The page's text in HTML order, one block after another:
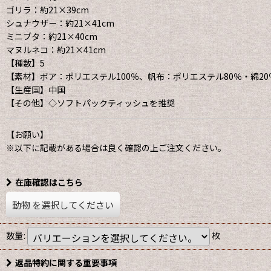
ゴリラ：約21×39cm
シュナウザー：約21×41cm
ミニブタ：約21×40cm
マヌルネコ：約21×41cm
【種数】5
【素材】ボア：ポリエステル100％、帆布：ポリエステル80％・綿20
【生産国】中国
【その他】◇ソフトパックティッシュを推奨
【お願い】
※以下に記載がある場合は良く確認の上ご注文ください。
在庫確認はこちら
動物を選択してください
数量: 枚
返品特約に関する重要事項